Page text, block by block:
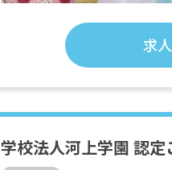
求
学校法人河上学園 認定